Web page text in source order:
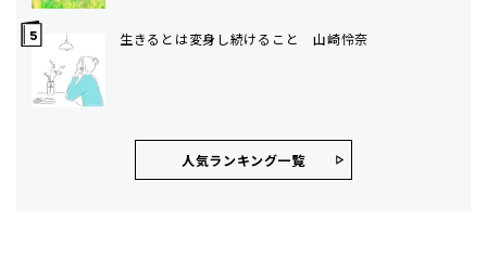
生きるとは変身し続けること 山崎怜奈
人気ランキング⼀覧